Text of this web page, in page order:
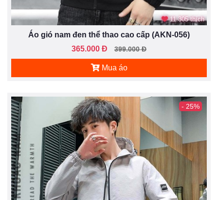
11.305 thích
Áo gió nam đen thể thao cao cấp (AKN-056)
365.000 Đ
399.000 Đ
Mua áo
- 25%